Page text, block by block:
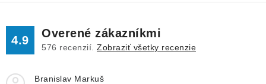
4.9
Overené zákazníkmi
576 recenzií. Zobraziť všetky recenzie
Branislav Markuš